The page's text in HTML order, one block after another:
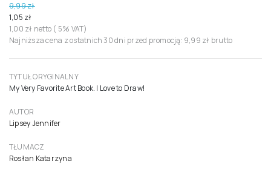
9,99 zł
1,05 zł
1,00 zł netto ( 5% VAT)
Najniższa cena z ostatnich 30 dni przed promocją: 9,99 zł brutto
TYTUŁ ORYGINALNY
My Very Favorite Art Book. I Love to Draw!
AUTOR
Lipsey Jennifer
TŁUMACZ
Rosłan Katarzyna